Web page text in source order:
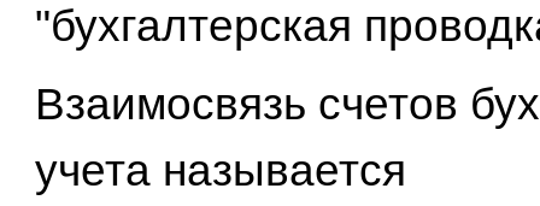
"бухгалтерская
Взаимосвязь счетов
учета называется